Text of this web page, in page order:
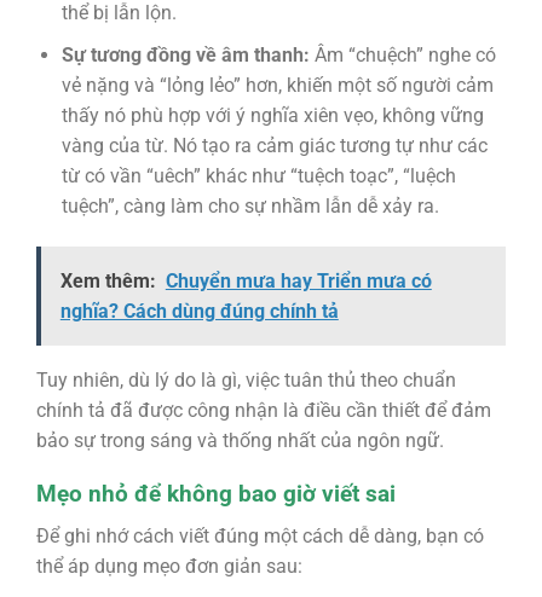
thể bị lẫn lộn.
Sự tương đồng về âm thanh: Âm “chuệch” nghe có
vẻ nặng và “lỏng lẻo” hơn, khiến một số người cảm
thấy nó phù hợp với ý nghĩa xiên vẹo, không vững
vàng của từ. Nó tạo ra cảm giác tương tự như các
từ có vần “uêch” khác như “tuệch toạc”, “luệch
tuệch”, càng làm cho sự nhầm lẫn dễ xảy ra.
Xem thêm: Chuyển mưa hay Triển mưa có
nghĩa? Cách dùng đúng chính tả
Tuy nhiên, dù lý do là gì, việc tuân thủ theo chuẩn
chính tả đã được công nhận là điều cần thiết để đảm
bảo sự trong sáng và thống nhất của ngôn ngữ.
Mẹo nhỏ để không bao giờ viết sai
Để ghi nhớ cách viết đúng một cách dễ dàng, bạn có
thể áp dụng mẹo đơn giản sau: